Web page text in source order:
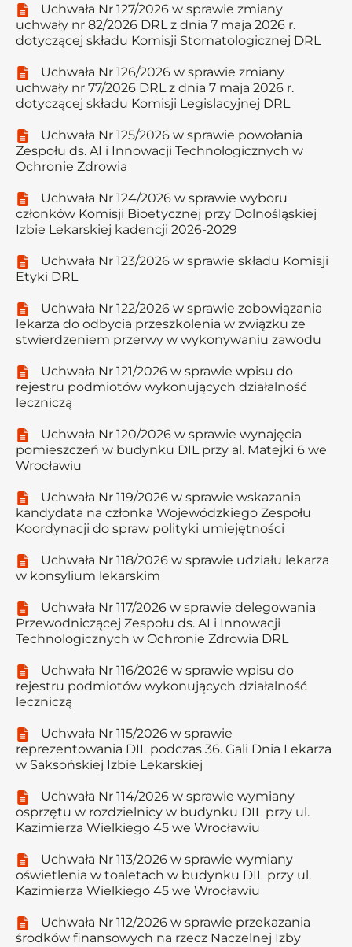
Uchwała Nr 127/2026 w sprawie zmiany
uchwały nr 82/2026 DRL z dnia 7 maja 2026 r.
dotyczącej składu Komisji Stomatologicznej DRL
Uchwała Nr 126/2026 w sprawie zmiany
uchwały nr 77/2026 DRL z dnia 7 maja 2026 r.
dotyczącej składu Komisji Legislacyjnej DRL
Uchwała Nr 125/2026 w sprawie powołania
Zespołu ds. AI i Innowacji Technologicznych w
Ochronie Zdrowia
Uchwała Nr 124/2026 w sprawie wyboru
członków Komisji Bioetycznej przy Dolnośląskiej
Izbie Lekarskiej kadencji 2026-2029
Uchwała Nr 123/2026 w sprawie składu Komisji
Etyki DRL
Uchwała Nr 122/2026 w sprawie zobowiązania
lekarza do odbycia przeszkolenia w związku ze
stwierdzeniem przerwy w wykonywaniu zawodu
Uchwała Nr 121/2026 w sprawie wpisu do
rejestru podmiotów wykonujących działalność
leczniczą
Uchwała Nr 120/2026 w sprawie wynajęcia
pomieszczeń w budynku DIL przy al. Matejki 6 we
Wrocławiu
Uchwała Nr 119/2026 w sprawie wskazania
kandydata na członka Wojewódzkiego Zespołu
Koordynacji do spraw polityki umiejętności
Uchwała Nr 118/2026 w sprawie udziału lekarza
w konsylium lekarskim
Uchwała Nr 117/2026 w sprawie delegowania
Przewodniczącej Zespołu ds. AI i Innowacji
Technologicznych w Ochronie Zdrowia DRL
Uchwała Nr 116/2026 w sprawie wpisu do
rejestru podmiotów wykonujących działalność
leczniczą
Uchwała Nr 115/2026 w sprawie
reprezentowania DIL podczas 36. Gali Dnia Lekarza
w Saksońskiej Izbie Lekarskiej
Uchwała Nr 114/2026 w sprawie wymiany
osprzętu w rozdzielnicy w budynku DIL przy ul.
Kazimierza Wielkiego 45 we Wrocławiu
Uchwała Nr 113/2026 w sprawie wymiany
oświetlenia w toaletach w budynku DIL przy ul.
Kazimierza Wielkiego 45 we Wrocławiu
Uchwała Nr 112/2026 w sprawie przekazania
środków finansowych na rzecz Naczelnej Izby